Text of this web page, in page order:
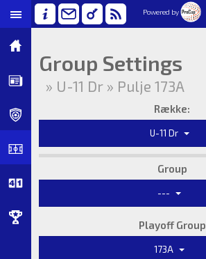
Powered by
Group Settings
» U-11 Dr » Pulje 173A
Række:
U-11 Dr
Group
---
Playoff Group
173A